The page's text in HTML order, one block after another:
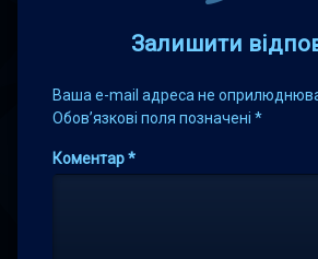
Залишити
Ваша e-mail адреса не
Обов’язкові поля позначені *
Коментар*